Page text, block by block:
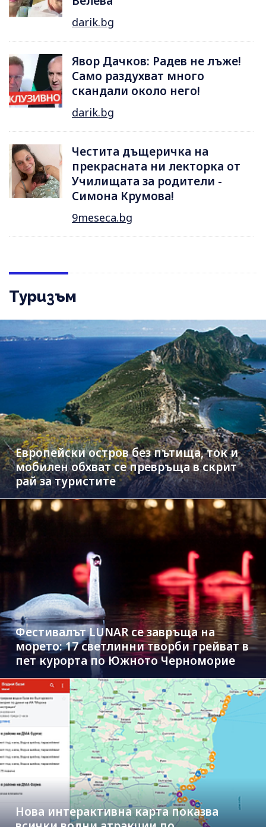
darik.bg
Явор Дачков: Радев не лъже!
Само раздухват много
скандали около него!
darik.bg
Честита дъщеричка на
прекрасната ни лекторка от
Училищата за родители -
Симона Крумова!
9meseca.bg
Туризъм
Европейски остров без пътища, ток и
мобилен обхват се превръща в скрит
рай за туристите
Фестивалът LUNAR се завръща на
морето: 17 светлинни творби грейват в
пет курорта по Южното Черноморие
Нова интерактивна карта показва